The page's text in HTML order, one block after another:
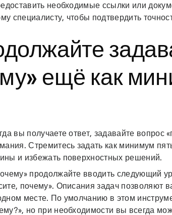
необходимые ссылки или
специалисту, чтобы подтвердить
ещё как
вы получаете ответ, задавайте вопрос
Стремитесь задать как минимум
и избежать поверхностных решений.
продолжайте вводить следующий
почему». Описания задач позволяют
месте. По умолчанию в этом
но при необходимости вы всегда